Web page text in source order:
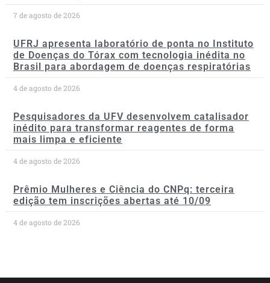
7 de agosto de 2026
UFRJ apresenta laboratório de ponta no Instituto
de Doenças do Tórax com tecnologia inédita no
Brasil para abordagem de doenças respiratórias
4 de agosto de 2026
Pesquisadores da UFV desenvolvem catalisador
inédito para transformar reagentes de forma
mais limpa e eficiente
4 de agosto de 2026
Prêmio Mulheres e Ciência do CNPq: terceira
edição tem inscrições abertas até 10/09
4 de agosto de 2026